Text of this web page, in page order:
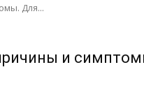
Для...
и